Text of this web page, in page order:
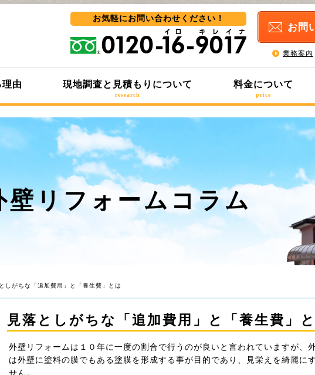
お気軽にお問い合わせ ください！
お問
業務案内
由 現地調査と見積もりについて
research
料金について
price
壁リフォームコラム
しがちな「追加費用」と「養生費」とは
見落としがちな「追加費用」と「養生費」
外壁リフォームは１０年に一度の割合で行うのが良いと言われていますが、
は外壁に塗料の膜でもある塗膜を形成する事が目的であり、見栄えを綺麗に
せん。